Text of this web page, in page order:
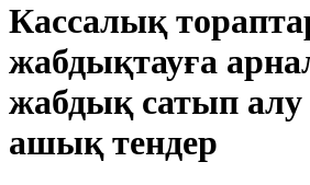
Кассалық
жабдықтауға
жабдық сатып
ашық тендер